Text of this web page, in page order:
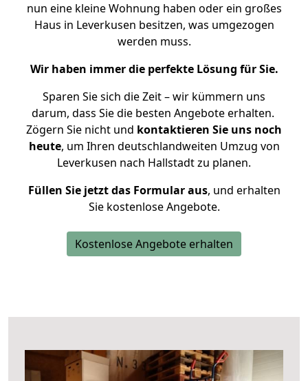
nun eine kleine Wohnung haben oder ein großes
Haus in Leverkusen besitzen, was umgezogen
werden muss.
Wir haben immer die perfekte Lösung für Sie.
Sparen Sie sich die Zeit – wir kümmern uns
darum, dass Sie die besten Angebote erhalten.
Zögern Sie nicht und kontaktieren Sie uns noch
heute, um Ihren deutschlandweiten Umzug von
Leverkusen nach Hallstadt zu planen.
Füllen Sie jetzt das Formular aus, und erhalten
Sie kostenlose Angebote.
Kostenlose Angebote erhalten